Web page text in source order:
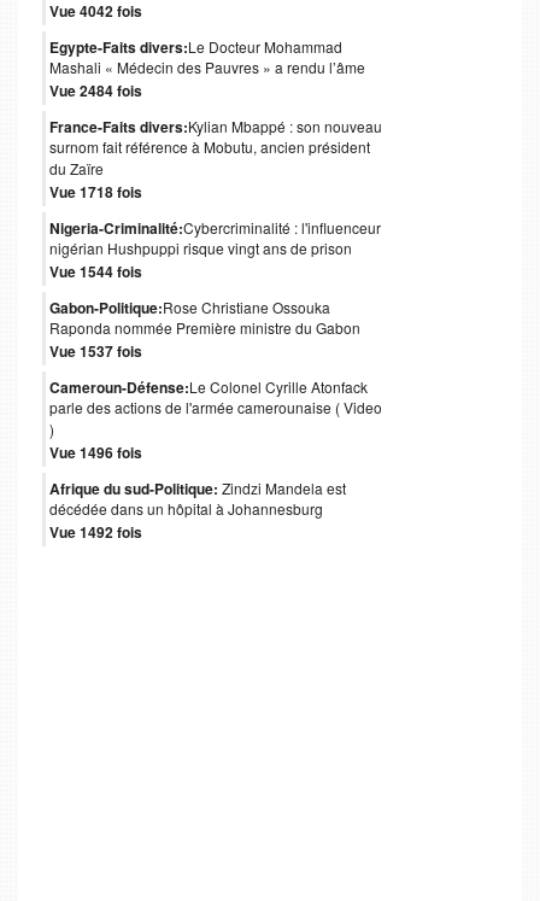
Vue 4042 fois
Egypte-Faits divers:Le Docteur Mohammad
Mashali « Médecin des Pauvres » a rendu l’âme
Vue 2484 fois
France-Faits divers:Kylian Mbappé : son nouveau
surnom fait référence à Mobutu, ancien président
du Zaïre
Vue 1718 fois
Nigeria-Criminalité:Cybercriminalité : l'influenceur
nigérian Hushpuppi risque vingt ans de prison
Vue 1544 fois
Gabon-Politique:Rose Christiane Ossouka
Raponda nommée Première ministre du Gabon
Vue 1537 fois
Cameroun-Défense:Le Colonel Cyrille Atonfack
parle des actions de l'armée camerounaise ( Video
)
Vue 1496 fois
Afrique du sud-Politique: Zindzi Mandela est
décédée dans un hôpital à Johannesburg
Vue 1492 fois